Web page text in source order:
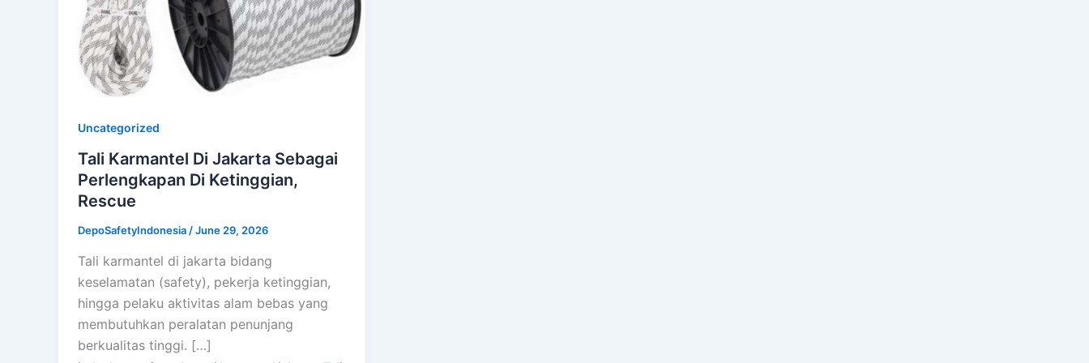
Uncategorized
Tali Karmantel Di Jakarta Sebagai
Perlengkapan Di Ketinggian,
Rescue
DepoSafetyIndonesia /June 29, 2026
Tali karmantel di jakarta bidang
keselamatan (safety), pekerja ketinggian,
hingga pelaku aktivitas alam bebas yang
membutuhkan peralatan penunjang
berkualitas tinggi. […]